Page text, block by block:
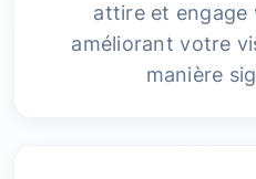
attire et engage
améliorant votre
manière